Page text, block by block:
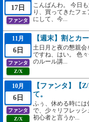
17日
ファンタ
こんばんわ。 今日
り、買ってきたフ
にして、今...
11月
6日
ファンタ
Z/X
【週末】割とカ
土日月と夜の懇親会
ですね、はい。 色
のルール講...
10月
6日
ファンタ
Z/X
【ファンタ】【
て。
ふぅ、休める時に
で、少々リフレッシ
初心者と言うか...